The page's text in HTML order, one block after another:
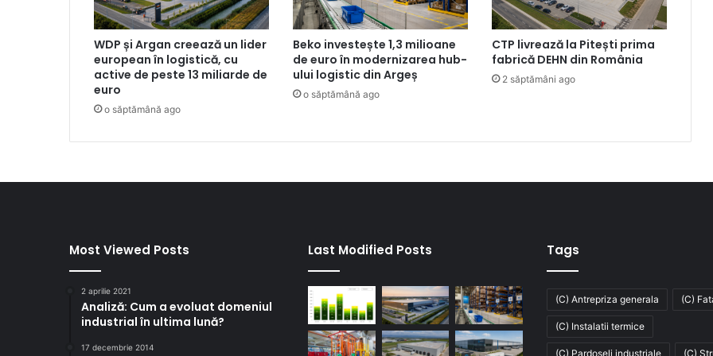
WDP și Argan creează un lider
european în logistică, cu
active de peste 13 miliarde de
euro
o săptămână ago
Beko investește 1,3 milioane
de euro în modernizarea hub-
ului logistic din Argeș
o săptămână ago
CTP livrează la Pitești prima
fabrică DEHN din România
2 săptămâni ago
Most Viewed Posts
2 aprilie 2021
Analiză: Cum a evoluat domeniul
industrial în ultima lună?
17 decembrie 2014
Last Modified Posts Tags
(C) Antrepriza generala (C)
(C) Instalatii termice
(C) Pardoseli industriale (C)